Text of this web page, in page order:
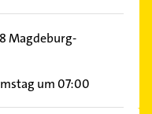
Magdeburg-
um 07:00